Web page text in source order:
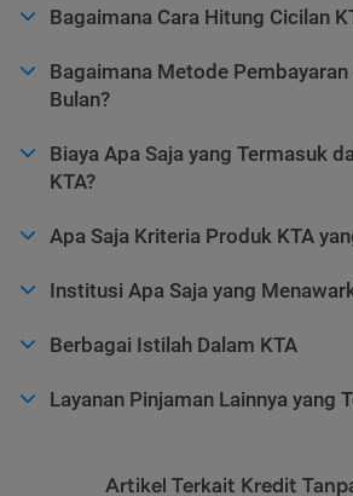
Bagaimana Cara Hitung Cicilan
Bagaimana Metode Pembayaran
Bulan?
Biaya Apa Saja yang Termasuk
KTA?
Apa Saja Kriteria Produk KTA
Institusi Apa Saja yang
Berbagai Istilah Dalam KTA
Layanan Pinjaman Lainnya yang
Artikel Terkait Kredit